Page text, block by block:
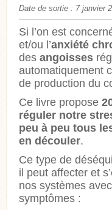
Date de sortie : 7 janvier
Si l’on est
et/ou l’anxiété
des angoisses
automatiquement
de production du
Ce livre propose
réguler notre
peu à peu tous
en découler.
Ce type de
il peut affecter et
nos systèmes
symptômes :